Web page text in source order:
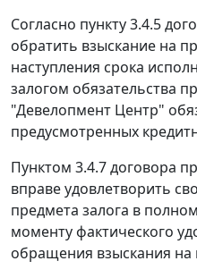
Согласно пункту 3.4.5
обратить взыскание на
наступления срока
залогом обязательства
"Девелопмент Центр"
предусмотренных
Пунктом 3.4.7 договора
вправе удовлетворить
предмета залога в
моменту фактического
обращения взыскания на